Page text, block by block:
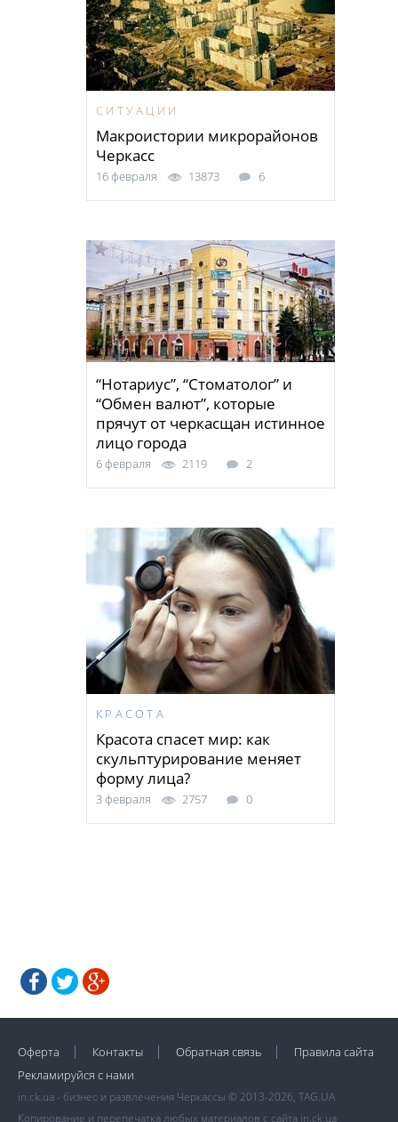
СИТУАЦИИ
Макроистории микрорайонов
Черкасс
16 февраля 13873 6
“Нотариус”, “Стоматолог” и
“Обмен валют”, которые
прячут от черкасщан истинное
лицо города
6 февраля 2119 2
КРАСОТА
Красота спасет мир: как
скульптурирование меняет
форму лица?
3 февраля 2757 0
Оферта Контакты Обратная связь
Правила сайта
Рекламируйся с нами
in.ck.ua - бизнес и развлечения Черкассы © 2013-2026, TAG.UA
Копирование и перепечатка любых материалов с сайта in.ck.ua